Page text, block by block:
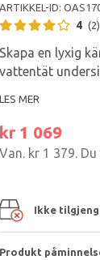
ARTIKKEL-ID:
4 (2)
Skapa en lyxig
vattentät
LES MER
kr 1 069
Van. kr 1 379.
Ikke
Produkt